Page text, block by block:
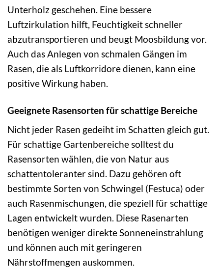
Unterholz geschehen. Eine bessere
Luftzirkulation hilft, Feuchtigkeit schneller
abzutransportieren und beugt Moosbildung vor.
Auch das Anlegen von schmalen Gängen im
Rasen, die als Luftkorridore dienen, kann eine
positive Wirkung haben.
Geeignete Rasensorten für schattige Bereiche
Nicht jeder Rasen gedeiht im Schatten gleich gut.
Für schattige Gartenbereiche solltest du
Rasensorten wählen, die von Natur aus
schattentoleranter sind. Dazu gehören oft
bestimmte Sorten von Schwingel (Festuca) oder
auch Rasenmischungen, die speziell für schattige
Lagen entwickelt wurden. Diese Rasenarten
benötigen weniger direkte Sonneneinstrahlung
und können auch mit geringeren
Nährstoffmengen auskommen.